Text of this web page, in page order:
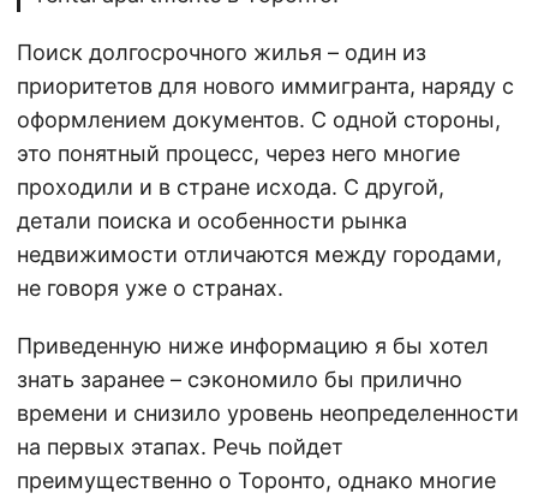
Поиск долгосрочного жилья – один из
приоритетов для нового иммигранта, наряду с
оформлением документов. С одной стороны,
это понятный процесс, через него многие
проходили и в стране исхода. С другой,
детали поиска и особенности рынка
недвижимости отличаются между городами,
не говоря уже о странах.
Приведенную ниже информацию я бы хотел
знать заранее – сэкономило бы прилично
времени и снизило уровень неопределенности
на первых этапах. Речь пойдет
преимущественно о Торонто, однако многие